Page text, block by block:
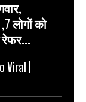
लोगों को
रेफर...
Viral |